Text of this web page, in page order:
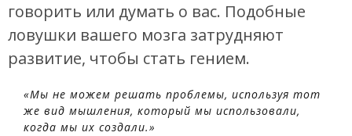
говорить или думать о вас. Подобные
ловушки вашего мозга затрудняют
развитие, чтобы стать гением.
«Мы не можем решать проблемы, используя тот
же вид мышления, который мы использовали,
когда мы их создали.»